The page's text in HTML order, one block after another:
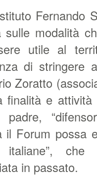
Fernando
modalità
utile al
di
Zoratto
finalità e
il Forum possa
che
in passato.